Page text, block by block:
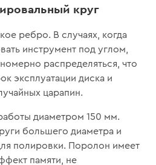
круг
ребро. В случаях, когда
инструмент под углом,
распределяться, что
эксплуатации диска и
царапин.
диаметром 150 мм.
большего диаметра и
полировки. Поролон имеет
памяти, не